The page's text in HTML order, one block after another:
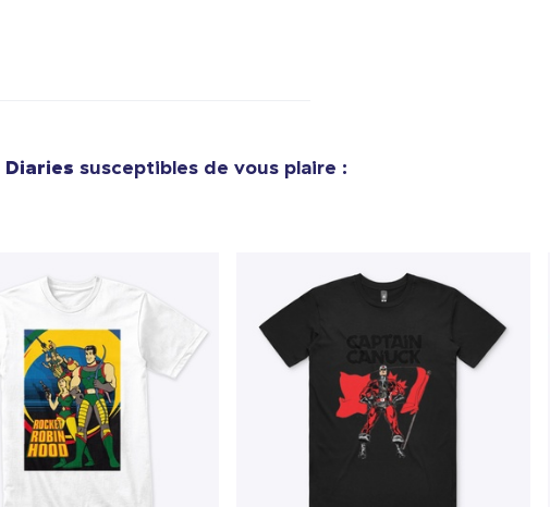
susceptibles de vous plaire :
Procéder à la
Vérification
Continuer Mes Achats